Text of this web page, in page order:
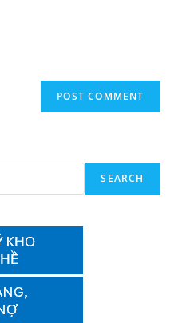
SEARCH